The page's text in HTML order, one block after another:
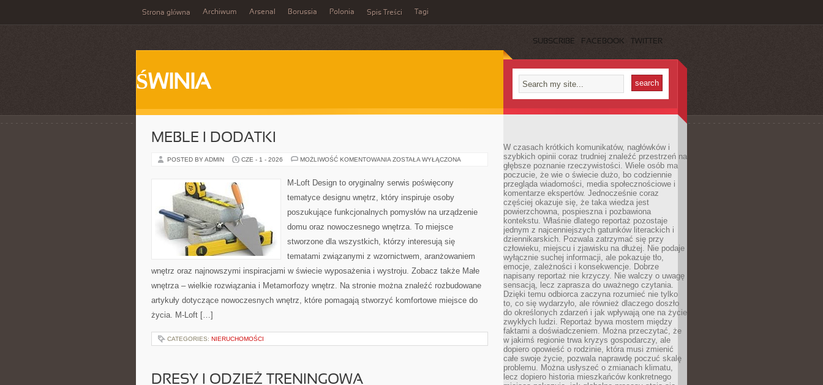
Strona główna Archiwum Arsenal Borussia Polonia Spis Treści Tagi
SUBSCRIBE FACEBOOK TWITTER
ŚWINIA
MEBLE I DODATKI
POSTED BY ADMIN CZE - 1 - 2026 MOŻLIWOŚĆ KOMENTOWANIA MEBLE
ZOSTAŁA WYŁĄCZONA
M-Loft Design to oryginalny serwis poświęcony
tematyce designu wnętrz, który inspiruje osoby
poszukujące funkcjonalnych pomysłów na urządzenie
domu oraz nowoczesnego wnętrza. To miejsce
stworzone dla wszystkich, którzy interesują się
tematami związanymi z wzornictwem, aranżowaniem
wnętrz oraz najnowszymi inspiracjami w świecie wyposażenia i wystroju. Zobacz także Małe
wnętrza – wielkie rozwiązania i Metamorfozy wnętrz. Na stronie można znaleźć rozbudowane
artykuły dotyczące nowoczesnych wnętrz, które pomagają stworzyć komfortowe miejsce do
życia. M-Loft […]
CATEGORIES: NIERUCHOMOŚCI
DRESY I ODZIEŻ TRENINGOWA
W czasach krótkich komunikatów, nagłówków i
szybkich opinii coraz trudniej znaleźć przestrzeń na
głębsze poznanie rzeczywistości. Wiele osób ma
poczucie, że wie o świecie dużo, bo codziennie
przegląda wiadomości, media społecznościowe i
komentarze ekspertów. Jednocześnie coraz
częściej okazuje się, że taka wiedza jest
powierzchowna, pospieszna i pozbawiona
kontekstu. Właśnie dlatego reportaż pozostaje
jednym z najcenniejszych gatunków literackich i
dziennikarskich. Pozwala zatrzymać się przy
człowieku, miejscu i zjawisku na dłużej. Nie podaje
wyłącznie suchej informacji, ale pokazuje tło,
emocje, zależności i konsekwencje. Dobrze
napisany reportaż nie krzyczy. Nie walczy o uwagę
sensacją, lecz zaprasza do uważnego czytania.
Dzięki temu odbiorca zaczyna rozumieć nie tylko
to, co się wydarzyło, ale również dlaczego doszło
do określonych zdarzeń i jak wpływają one na życie
zwykłych ludzi. Reportaż bywa mostem między
faktami a doświadczeniem. Można przeczytać, że
w jakimś regionie trwa kryzys gospodarczy, ale
dopiero opowieść o rodzinie, która musi zmienić
całe swoje życie, pozwala naprawdę poczuć skalę
problemu. Można usłyszeć o zmianach klimatu,
lecz dopiero historia mieszkańców konkretnego